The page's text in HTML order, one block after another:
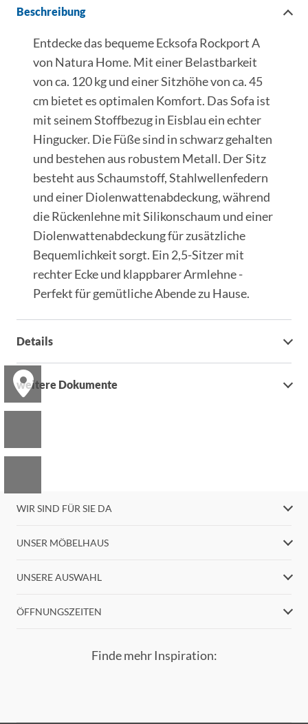
Beschreibung
Entdecke das bequeme Ecksofa Rockport A
von Natura Home. Mit einer Belastbarkeit
von ca. 120 kg und einer Sitzhöhe von ca. 45
cm bietet es optimalen Komfort. Das Sofa ist
mit seinem Stoffbezug in Eisblau ein echter
Hingucker. Die Füße sind in schwarz gehalten
und bestehen aus robustem Metall. Der Sitz
besteht aus Schaumstoff, Stahlwellenfedern
und einer Diolenwattenabdeckung, während
die Rückenlehne mit Silikonschaum und einer
Diolenwattenabdeckung für zusätzliche
Bequemlichkeit sorgt. Ein 2,5-Sitzer mit
rechter Ecke und klappbarer Armlehne -
Perfekt für gemütliche Abende zu Hause.
Details
weitere Dokumente
WIR SIND FÜR SIE DA
UNSER MÖBELHAUS
UNSERE AUSWAHL
ÖFFNUNGSZEITEN
Finde mehr Inspiration: